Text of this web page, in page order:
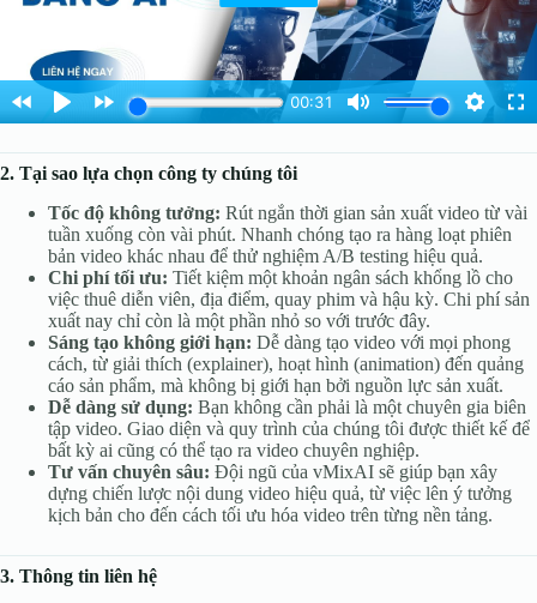
2. Tại sao lựa chọn công ty chúng tôi
Tốc độ không tưởng: Rút ngắn thời gian sản xuất video từ vài
tuần xuống còn vài phút. Nhanh chóng tạo ra hàng loạt phiên
bản video khác nhau để thử nghiệm A/B testing hiệu quả.
Chi phí tối ưu: Tiết kiệm một khoản ngân sách khổng lồ cho
việc thuê diễn viên, địa điểm, quay phim và hậu kỳ. Chi phí sản
xuất nay chỉ còn là một phần nhỏ so với trước đây.
Sáng tạo không giới hạn: Dễ dàng tạo video với mọi phong
cách, từ giải thích (explainer), hoạt hình (animation) đến quảng
cáo sản phẩm, mà không bị giới hạn bởi nguồn lực sản xuất.
Dễ dàng sử dụng: Bạn không cần phải là một chuyên gia biên
tập video. Giao diện và quy trình của chúng tôi được thiết kế để
bất kỳ ai cũng có thể tạo ra video chuyên nghiệp.
Tư vấn chuyên sâu: Đội ngũ của vMixAI sẽ giúp bạn xây
dựng chiến lược nội dung video hiệu quả, từ việc lên ý tưởng
kịch bản cho đến cách tối ưu hóa video trên từng nền tảng.
3. Thông tin liên hệ